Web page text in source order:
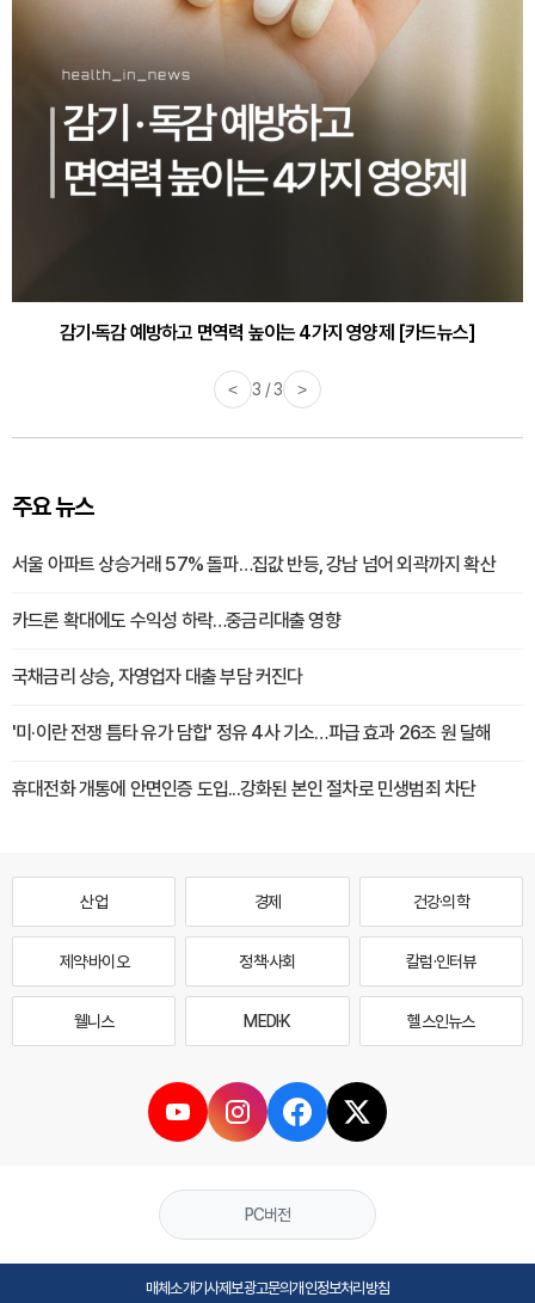
감기·독감 예방하고 면역력 높이는 4가지 영양제 [카드뉴스]
< 3 / 3 >
주요 뉴스
서울 아파트 상승거래 57% 돌파…집값 반등, 강남 넘어 외곽까지 확산
카드론 확대에도 수익성 하락…중금리대출 영향
국채금리 상승, 자영업자 대출 부담 커진다
'미·이란 전쟁 틈타 유가 담합' 정유 4사 기소…파급 효과 26조 원 달해
휴대전화 개통에 안면인증 도입...강화된 본인 절차로 민생범죄 차단
산업 경제 건강·의학
제약·바이오 정책·사회 칼럼·인터뷰
웰니스 MEDI·K 헬스인뉴스
PC버전
매체소개기사제보광고문의개인정보처리방침